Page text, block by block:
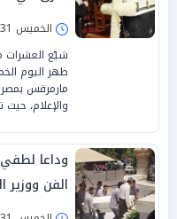
الخميس 31/يوليو/2025 - 03:24 م
شيّع العشرات
ظهر اليوم
مارمرقس
والإعلام،
وداعا
الفن ووزير